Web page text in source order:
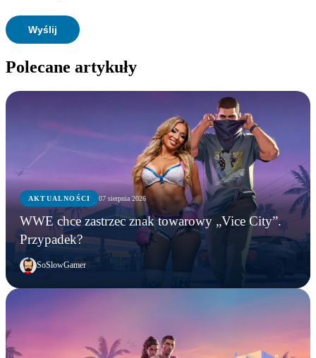
Polecane artykuły
AKTUALNOŚCI 07 sierpnia 2026
WWE chce zastrzec znak towarowy „Vice City”.
Przypadek?
SoSlowGamer